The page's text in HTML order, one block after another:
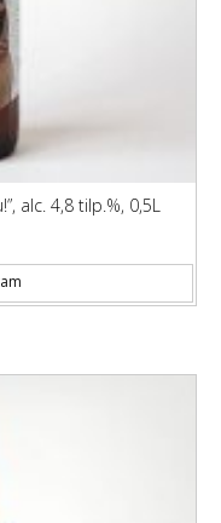
alc. 4,8 tilp.%, 0,5L